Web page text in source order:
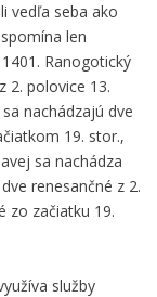
vedľa seba ako
len
Ranogotický
2. polovice 13.
nachádzajú dve
19. stor.,
sa nachádza
renesančné z 2.
zo začiatku 19.
služby